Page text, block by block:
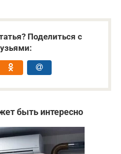
Поделиться с
быть интересно